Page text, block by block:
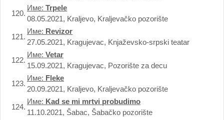
120.
Име: Trpele
08.05.2021, Kraljevo, Kraljevačko pozorište
121.
Име: Revizor
27.05.2021, Kragujevac, Knjaževsko-srpski teatar
122.
Име: Vetar
15.09.2021, Kragujevac, Pozorište za decu
123.
Име: Fleke
20.09.2021, Kraljevo, Kraljevačko pozorište
124.
Име: Kad se mi mrtvi probudimo
11.10.2021, Šabac, Šabačko pozorište